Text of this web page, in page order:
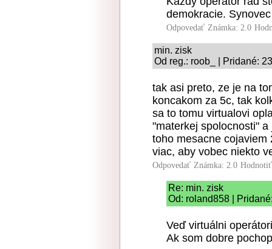
demokracie.
Odpovedať Známka: 2.0
min. zisk
Od reg.: roob_ | Pridané:
tak asi preto, ze je na
koncakom za 5c, tak
sa to tomu virtualovi
"materkej spolocnosti"
toho mesacne cojaviem
viac, aby vobec niekto
Odpovedať Známka: 2.0
Re: min. zisk
Od: roland858 |
Veď virtuálni
Ak som dobre